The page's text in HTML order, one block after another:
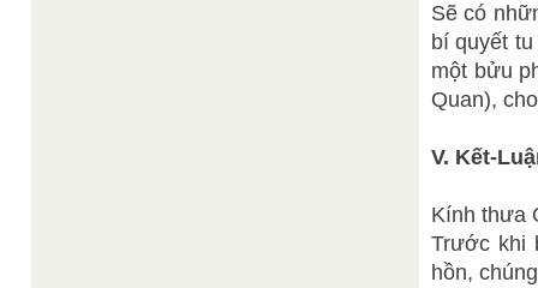
Sẽ có
bí quyết
một bửu
Quan),
V. Kết-
Kính thưa
Trước khi
hồn,